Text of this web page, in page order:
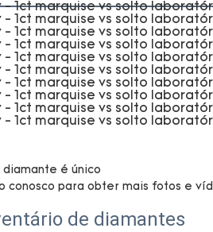
é único
de diamantes